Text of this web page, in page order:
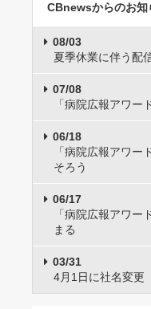
CBnewsからのお知
08/03
夏季休業に伴う配
07/08
「病院広報アワー
06/18
「病院広報アワー
そろう
06/17
「病院広報アワー
まる
03/31
4月1日に社名変更